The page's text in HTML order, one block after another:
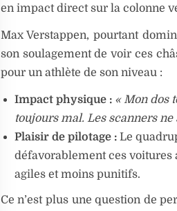
en impact direct sur la colonne
Max Verstappen, pourtant
son soulagement de voir ces
pour un athlète de son niveau :
Impact physique : « Mon dos
toujours mal. Les scanners ne
Plaisir de pilotage :Le
défavorablement ces voitures
agiles et moins punitifs.
Ce n’est plus une question de